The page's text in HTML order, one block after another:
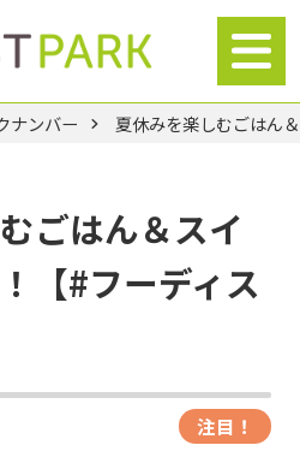
ナンバー 夏休みを楽しむごはん
ごはん＆スイ
【#フーディス
注目！